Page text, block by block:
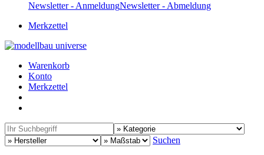
Newsletter - AnmeldungNewsletter - Abmeldung
Merkzettel
Warenkorb
Konto
Merkzettel
Suchen